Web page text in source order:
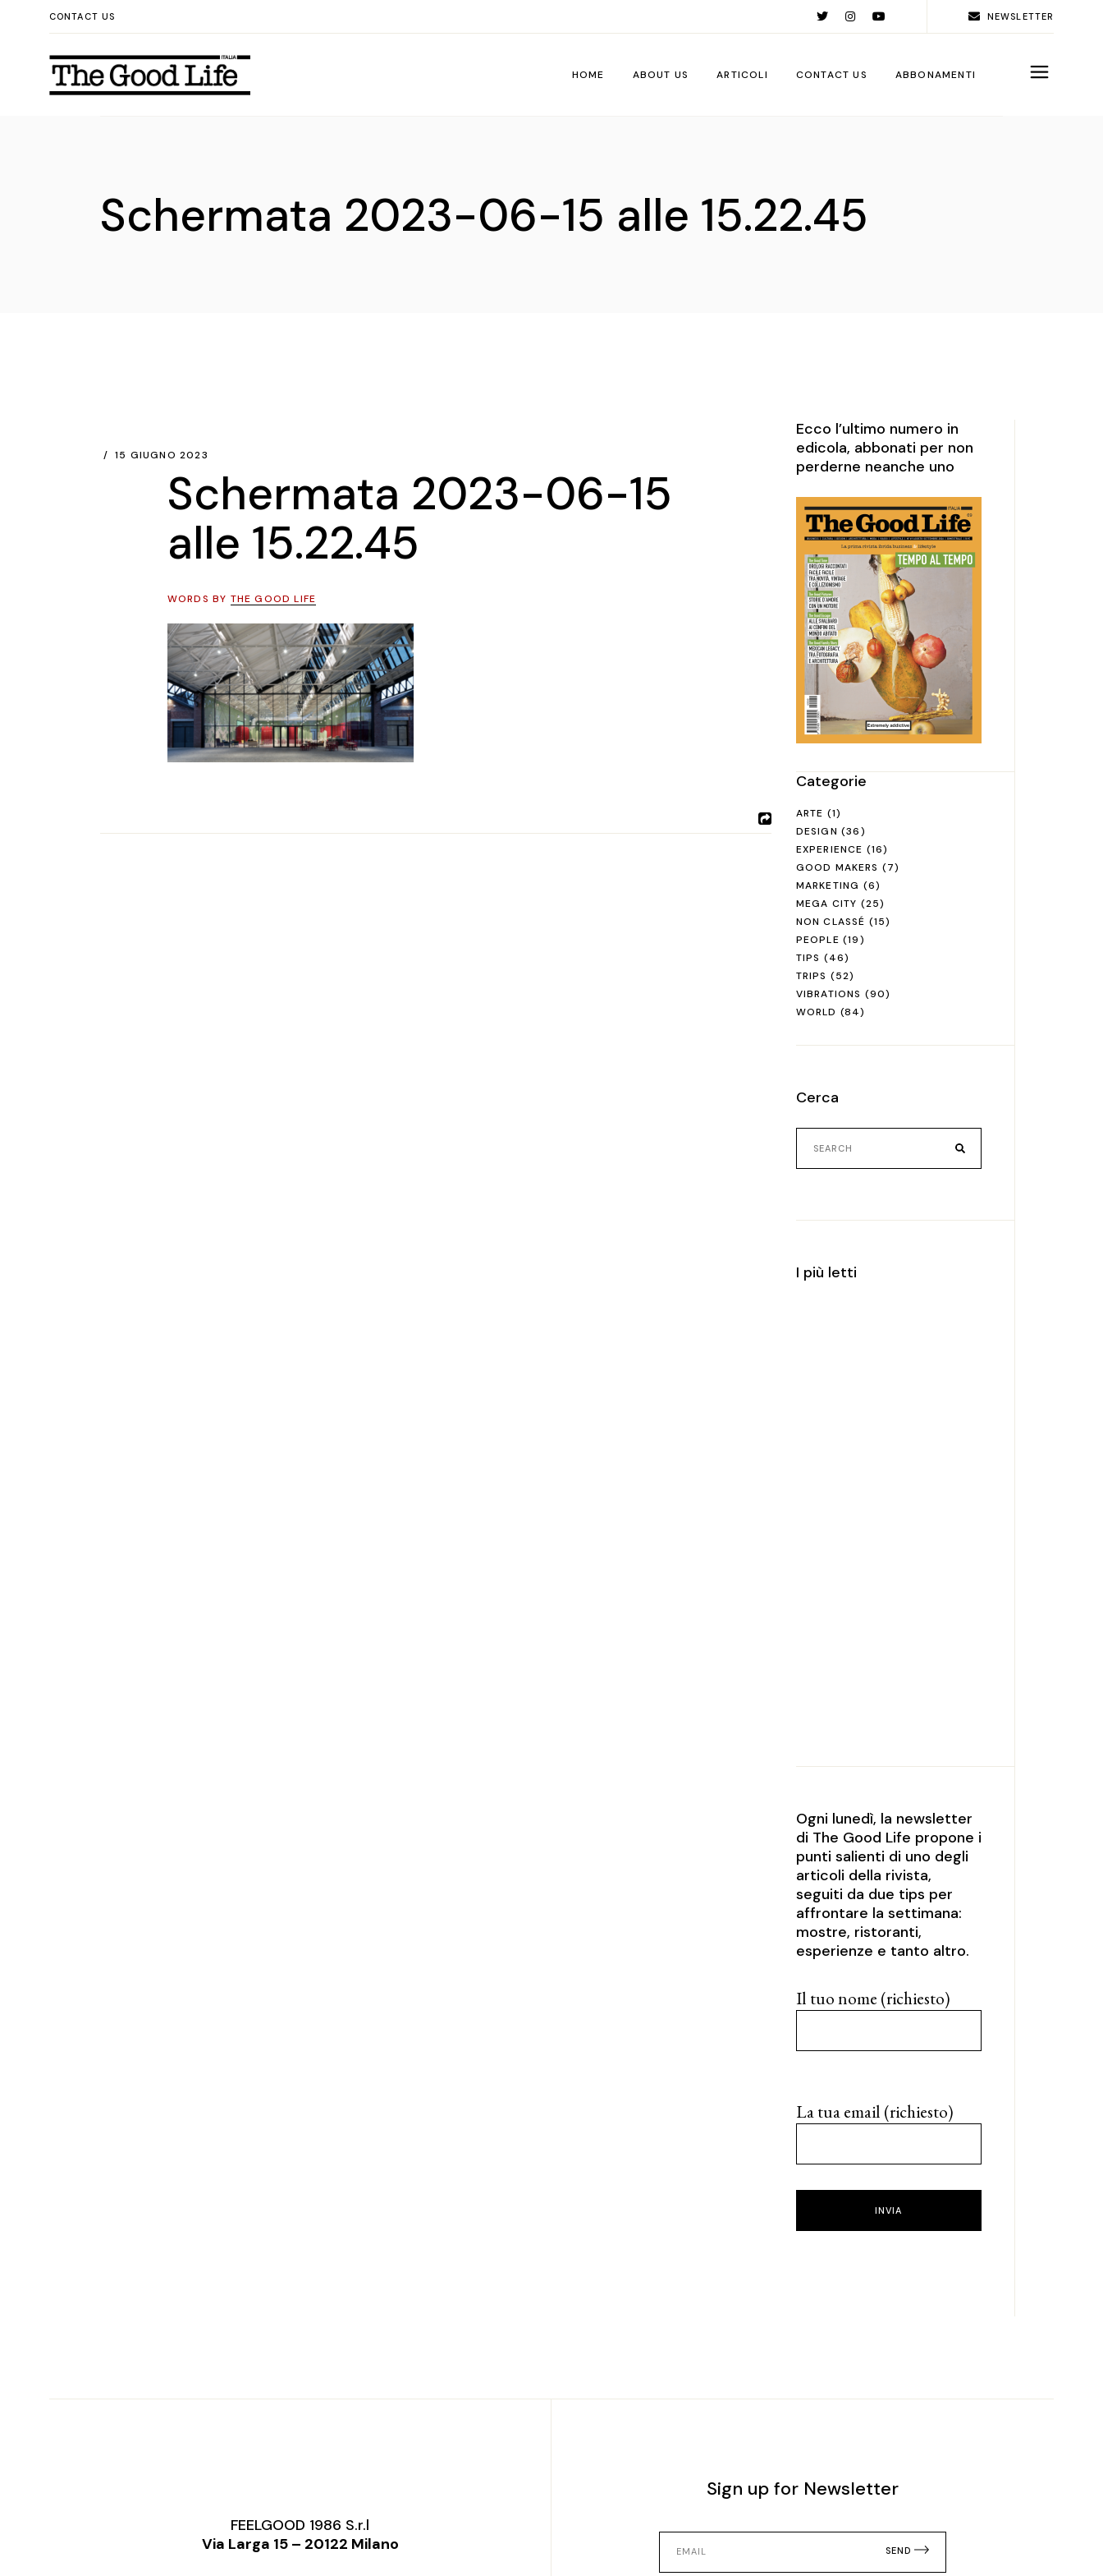
content
CONTACT US NEWSLETTER
HOME ABOUT US ARTICOLI
Trips
CONTACT US ABBONAMENTI
Schermata 2023-06-15 alle 15.22.45
15 GIUGNO 2023
Schermata 2023-06-15
alle 15.22.45
WORDS BY THE GOOD LIFE
Ecco l’ultimo numero in
edicola, abbonati per non
perderne neanche uno
Categorie
ARTE (1)
DESIGN (36)
EXPERIENCE (16)
GOOD MAKERS (7)
MARKETING (6)
MEGA CITY (25)
NON CLASSÉ (15)
PEOPLE (19)
TIPS (46)
TRIPS (52)
VIBRATIONS (90)
WORLD (84)
Cerca
Search
for:
I più letti
Ogni lunedì, la newsletter
di The Good Life propone i
punti salienti di uno degli
articoli della rivista,
seguiti da due tips per
affrontare la settimana:
mostre, ristoranti,
esperienze e tanto altro.
Il tuo nome (richiesto)
La tua email (richiesto)
INVIA
FEELGOOD 1986 S.r.l
Via Larga 15 – 20122 Milano
Sign up for Newsletter
SEND